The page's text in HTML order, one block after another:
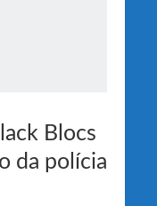
Blocs
da polícia